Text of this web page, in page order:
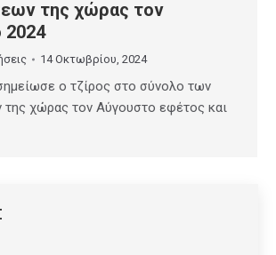
της χώρας τον
14 Οκτωβρίου, 2024
ο τζίρος στο σύνολο των
της χώρας τον Αύγουστο εφέτος και